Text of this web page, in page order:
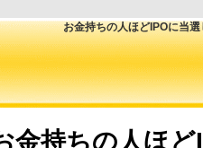
お金持ちの人ほどIPOに当
金持ちの人ほ